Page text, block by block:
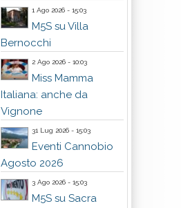
1 Ago 2026 - 15:03
M5S su Villa
Bernocchi
2 Ago 2026 - 10:03
Miss Mamma
Italiana: anche da
Vignone
31 Lug 2026 - 15:03
Eventi Cannobio
Agosto 2026
3 Ago 2026 - 15:03
M5S su Sacra